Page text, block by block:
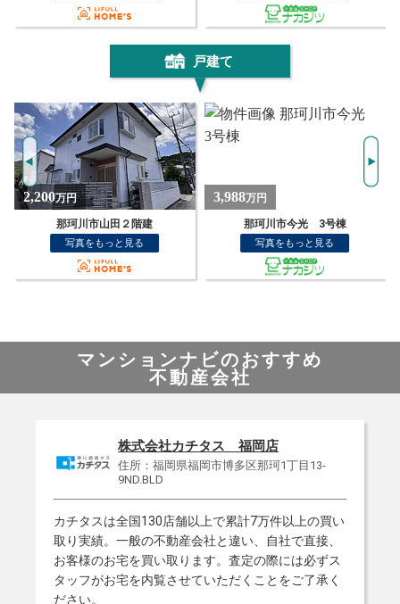
NEW!
NEW!
戸建て
3,988万円
那珂川市今光 3号棟
写真をもっと見る
3,498万円
写真をもっと見る
マンションナビのおすすめ
不動産会社
株式会社カチタス 福岡店
住所：福岡県福岡市博多区那珂1丁目13-
9ND.BLD
カチタスは全国130店舗以上で累計7万件以上の買い
取り実績。一般の不動産会社と違い、自社で直接、
お客様のお宅を買い取ります。査定の際には必ずス
タッフがお宅を内覧させていただくことをご了承く
ださい。